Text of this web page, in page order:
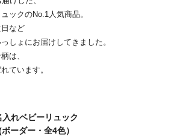
ックのNo.1人気商品。
など
しょにお届けしてきました。
は、
ています。
入れベビーリュック
ボーダー・全4色）